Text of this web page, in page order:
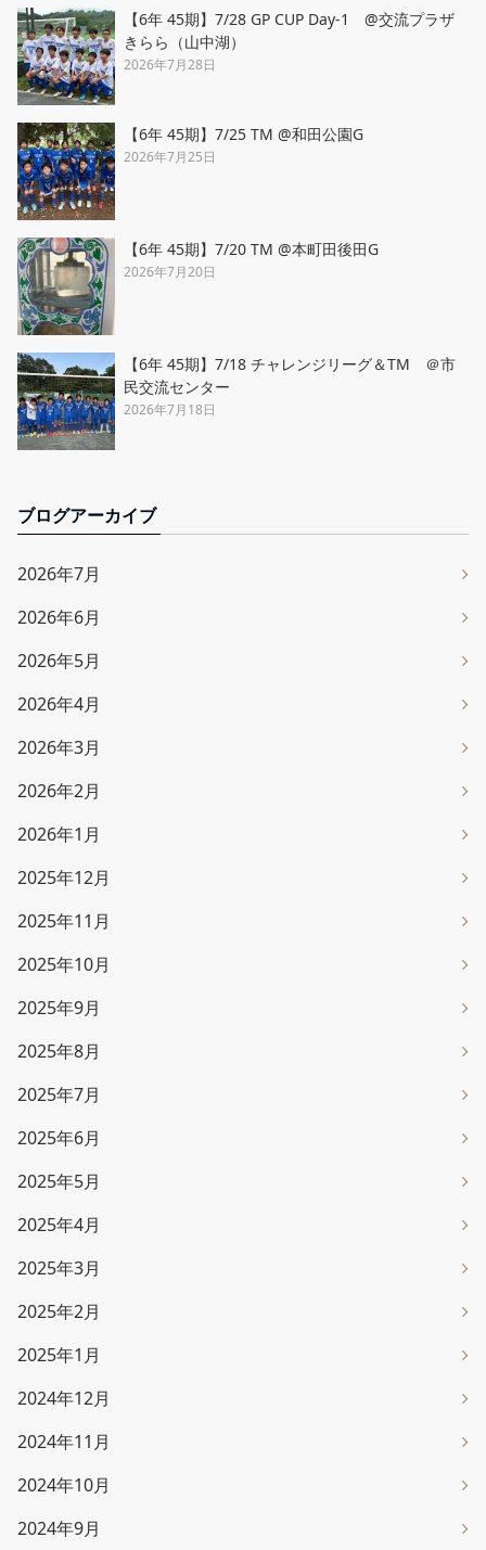
【6年 45期】7/28 GP CUP Day-1 @交流プラザ
きらら（山中湖）
2026年7月28日
【6年 45期】7/25 TM @和田公園G
2026年7月25日
【6年 45期】7/20 TM @本町田後田G
2026年7月20日
【6年 45期】7/18 チャレンジリーグ＆TM ＠市
民交流センター
2026年7月18日
ブログアーカイブ
2026年7月
2026年6月
2026年5月
2026年4月
2026年3月
2026年2月
2026年1月
2025年12月
2025年11月
2025年10月
2025年9月
2025年8月
2025年7月
2025年6月
2025年5月
2025年4月
2025年3月
2025年2月
2025年1月
2024年12月
2024年11月
2024年10月
2024年9月